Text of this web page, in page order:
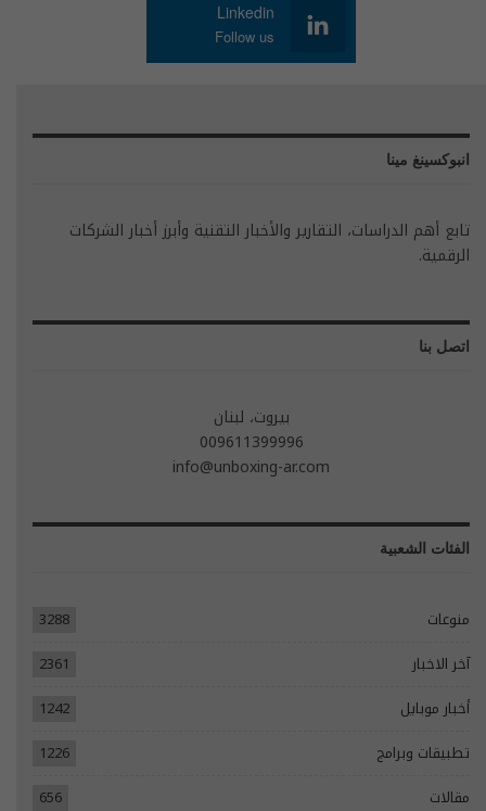
Linkedin
Follow us
انبوكسينغ مينا
تابع أهم الدراسات، التقارير والأخبار التقنية وأبرز أخبار الشركات
الرقمية.
اتصل بنا
بيروت، لبنان
009611399996
info@unboxing-ar.com
الفئات الشعبية
منوعات
3288
آخر الاخبار
2361
أخبار موبايل
1242
تطبيقات وبرامج
1226
مقالات
656